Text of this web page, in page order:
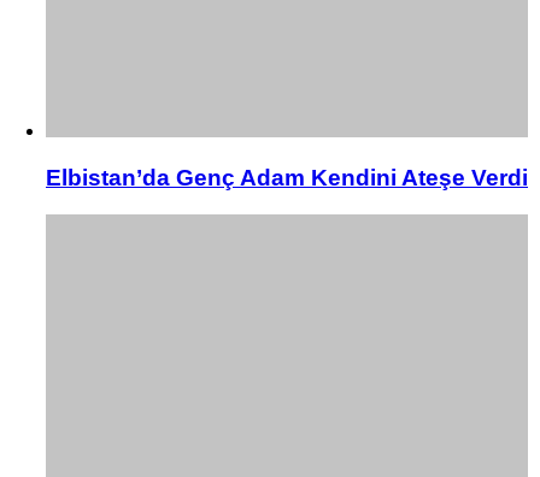
Elbistan’da Genç Adam Kendini Ateşe Verdi